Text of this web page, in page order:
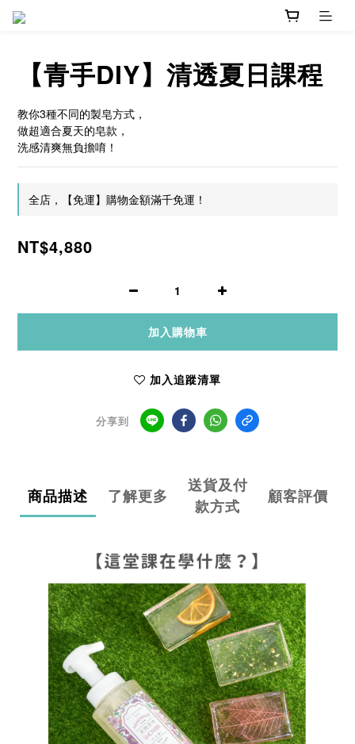
【青手DIY】清透夏日課程
教你3種不同的製皂方式，
做超適合夏天的皂款，
洗感清爽無負擔唷！
全店，【免運】購物金額滿千免運！
NT$4,880
加入購物車
加入追蹤清單
分享到
商品描述 了解更多
送貨及付
款方式
顧客評價